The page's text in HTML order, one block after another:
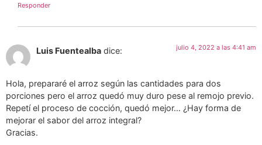
Responder
Luis Fuentealba dice: julio 4, 2022 a las 4:41 am
Hola, prepararé el arroz según las cantidades para dos
porciones pero el arroz quedó muy duro pese al remojo previo.
Repetí el proceso de cocción, quedó mejor… ¿Hay forma de
mejorar el sabor del arroz integral?
Gracias.